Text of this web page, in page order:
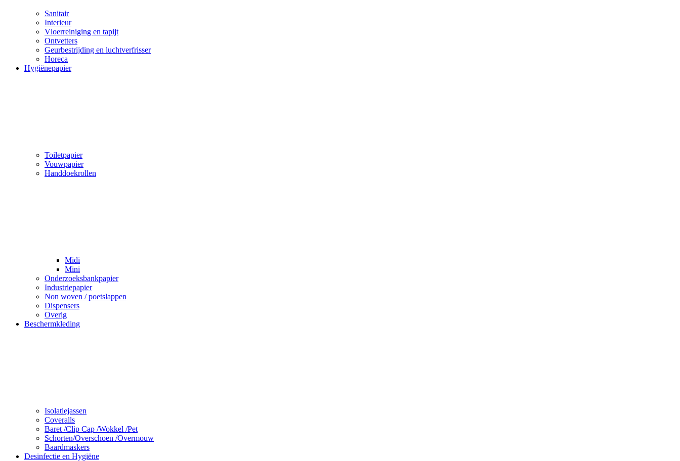
Sanitair
Interieur
Vloerreiniging en tapijt
Ontvetters
Geurbestrijding en luchtverfrisser
Horeca
Hygiënepapier
Toiletpapier
Vouwpapier
Handdoekrollen
Midi
Mini
Onderzoeksbankpapier
Industriepapier
Non woven / poetslappen
Dispensers
Overig
Beschermkleding
Isolatiejassen
Coveralls
Baret /Clip Cap /Wokkel /Pet
Schorten/Overschoen /Overmouw
Baardmaskers
Desinfectie en Hygiëne